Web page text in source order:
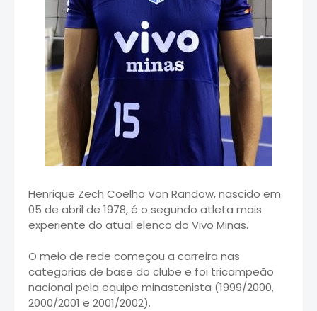
Henrique Zech Coelho Von Randow, nascido em
05 de abril de 1978, é o segundo atleta mais
experiente do atual elenco do Vivo Minas.
O meio de rede começou a carreira nas
categorias de base do clube e foi tricampeão
nacional pela equipe minastenista (1999/2000,
2000/2001 e 2001/2002).